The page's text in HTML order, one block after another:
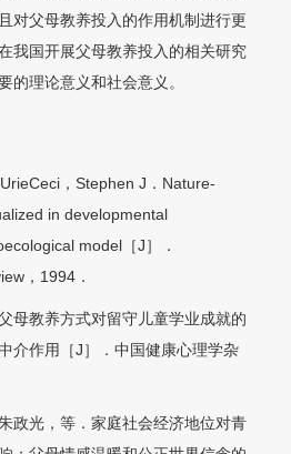
对父母教养投入的作用机制进行更
我国开展父母教养投入的相关研究
的理论意义和社会意义。
，Stephen J．Nature-
in developmental
model［J］．
，1994．
母教养方式对留守儿童学业成就的
介作用［J］．中国健康心理学杂
政光，等．家庭社会经济地位对青